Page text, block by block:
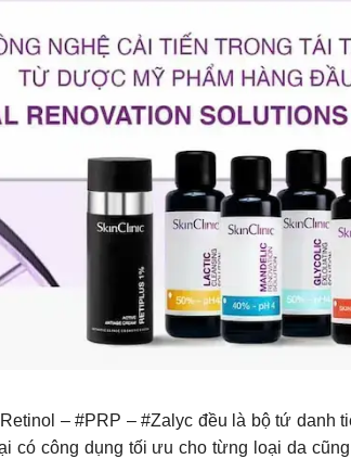
– #PRP – #Zalyc đều là bộ tứ danh
có công dụng tối ưu cho từng loại da